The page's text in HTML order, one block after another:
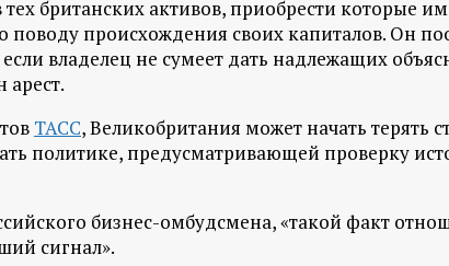
тех британских активов, приобрести которые
поводу происхождения своих капиталов. Он
владелец не сумеет дать надлежащих
арест.
ТАСС, Великобритания может начать терять
политике, предусматривающей проверку
бизнес-омбудсмена, «такой факт
сигнал».